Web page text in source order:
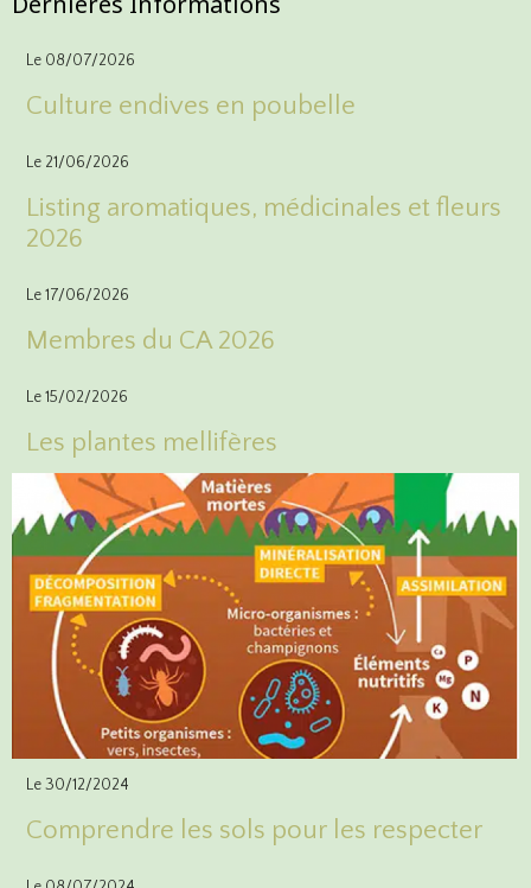
Le 08/07/2026
Culture endives en poubelle
Le 21/06/2026
Listing aromatiques, médicinales et fleurs
2026
Le 17/06/2026
Membres du CA 2026
Le 15/02/2026
Les plantes mellifères
Le 30/12/2024
Comprendre les sols pour les respecter